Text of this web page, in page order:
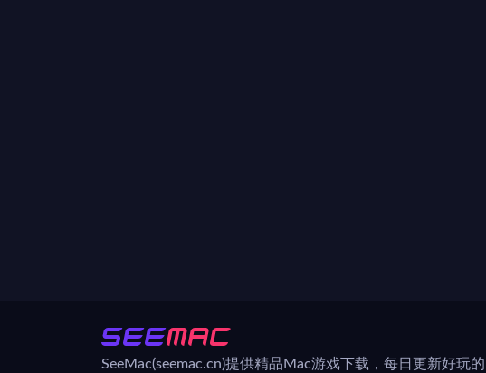
SeeMac(seemac.cn)提供精品Mac游戏下载，每日更新好玩